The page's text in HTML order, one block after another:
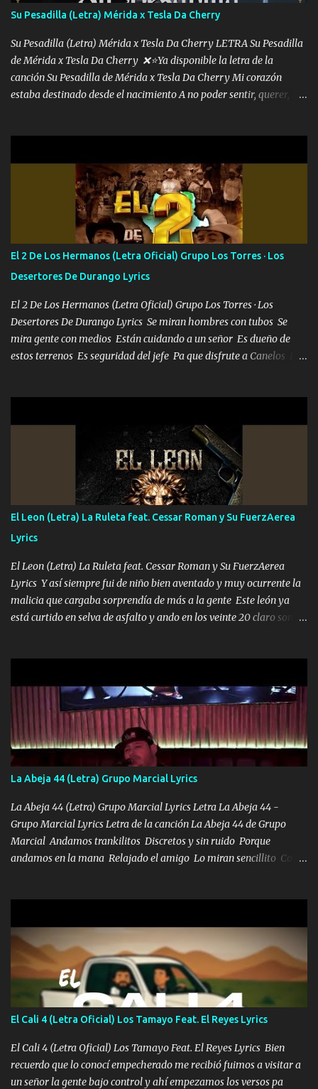
yo tengo el control a todos yo les paro el dedo soy hocicon un
malcriado un malandrón Que Les importa no saben nada falsas
las risas las que me miran hay gente corriente no quieren ve...
Su Pesadilla (Letra) Mérida x Tesla Da Cherry
Su Pesadilla (Letra) Mérida x Tesla Da Cherry LETRA Su Pesadilla
de Mérida x Tesla Da Cherry ❌⭐Ya disponible la letra de la
canción Su Pesadilla de Mérida x Tesla Da Cherry Mi corazón
estaba destinado desde el nacimiento A no poder sentir, querer,
algunas que no lo entiendan Porque ahora soy su pesadilla, lo sé
Soy yo la octava maravilla, no lo niegues Tengo de rodillas a otras
cien Y por más que quieran no me detienen Soy yo la mente que
más brilla, lo ves Pa' mi la vida es tan sencilla No lo entenderías en
tu vida, y está bien Porque lo que tengo nadie lo tiene Una me está
escribiendo y la otra me va a llamar Quiere que vaya a verla y que
la invite a cenar Otras más me están pidiendo que las saque a
bailar Pero es que tengo un par de conciertos más que llenar Se
mueven solo por el interés P...
El 2 De Los Hermanos (Letra Oficial) Grupo Los Torres · Los
Desertores De Durango Lyrics
El 2 De Los Hermanos (Letra Oficial) Grupo Los Torres · Los
Desertores De Durango Lyrics Se miran hombres con tubos Se
mira gente con medios Están cuidando a un señor Es dueño de
estos terrenos Es seguridad del jefe Pa que disfrute a Canelos Es
ni tampoco las mujeres porque es platica de grandes por eso hay
que estar alegres doy las instrucciones para atender los deberes
Música Si es que salta algún problema de confianza tengo gente
ahí está el Hombre Cuarenta y también Pariente 7 arreglan
cualquier problema no más es cuestión que ordené NOS HACE
FALTA UN HERMANO DE CLAVE ERA EL 24 SIEMPRE FUE UN
HOMBRE VALIENTE POR ALGO M'URIÓ PELEAND0 SIEMPRE
VIO POR LA FAMILIA PARA QUE SIGA EL LEGADO Es el DOS de
los HERMANOS un cerebro inteligente y com...
El Leon (Letra) La Ruleta feat. Cessar Roman y Su FuerzAerea
Lyrics
El Leon (Letra) La Ruleta feat. Cessar Roman y Su FuerzAerea
Lyrics Y así siempre fui de niño bien aventado y muy ocurrente la
malicia que cargaba sorprendía de más a la gente Este león ya
está curtido en selva de asfalto y ando en los veinte 20 claro son
pa más pues hay charola les voy a dar hasta topar pues no hay de
otra Música Surcando bien mi camino voy por mi línea no veo a
los lados aquel que no corre vuela no se me duerm voy chicoteado
Ya pasé varias hazañas ya tienen rato que me agarran el colmillo
de este León los estatales no sé esperaron Al tiro esta la PrimiZa
también la nueve que cargo al lado doy la mano al que su amigo y
al traicionero damos pa abajo Y No me paran aquí hay pa más
pues hay charola les voy a dar hasta topar pues no hay de otra...
La Abeja 44 (Letra) Grupo Marcial Lyrics
La Abeja 44 (Letra) Grupo Marcial Lyrics Letra La Abeja 44 -
Grupo Marcial Lyrics Letra de la canción La Abeja 44 de Grupo
Marcial Andamos trankilitos Discretos y sin ruido Porque
andamos en la mana Relajado el amigo Lo miran sencillito Con
coronamos Se jala los marciales Y sus guitarras ya van sonando
Un gallardo me prendo Para agarrar el vuelo y la mente y
tranquilizando Tomense un buen trago Y así es como empezamos
los versos que voy cantando (Music) A vido alta y bajas La carreta
se atora Pero nunca le aflojamos Ya me han pasado cosas Y
aunque ustedes no sepan Pero la vida es muy corta Hay que
echarle chingazos Y seguir trabajando porque nada es...
El Cali 4 (Letra Oficial) Los Tamayo Feat. El Reyes Lyrics
El Cali 4 (Letra Oficial) Los Tamayo Feat. El Reyes Lyrics Bien
recuerdo que lo conocí empecherado me recibió fuimos a visitar a
un señor la gente bajo control y ahí empezamos los versos pa